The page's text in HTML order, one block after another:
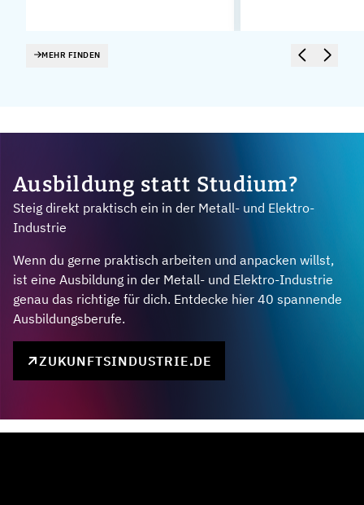
MEHR FINDEN
Ausbildung statt Studium?
Steig direkt praktisch ein in der Metall- und Elektro-
Industrie
Wenn du gerne praktisch arbeiten und anpacken willst,
ist eine Ausbildung in der Metall- und Elektro-Industrie
genau das richtige für dich. Entdecke hier 40 spannende
Ausbildungsberufe.
ZUKUNFTSINDUSTRIE.DE